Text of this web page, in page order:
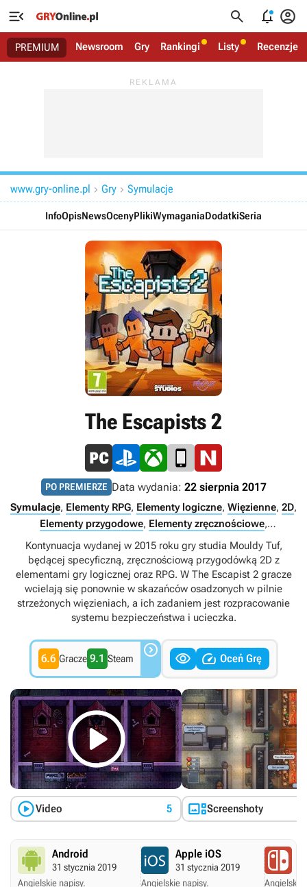
   
PREMIUM Newsroom Gry Rankingi Listy Recenzje
www.gry-online.pl  Gry  Symulacje
InfoOpisNewsOcenyPlikiWymaganiaDodatkiSeria
The Escapists 2
PO PREMIERZE Data wydania: 22 sierpnia 2017
Symulacje, Elementy RPG, Elementy logiczne, Więzienne, 2D,
Elementy przygodowe, Elementy zręcznościowe,
Podzielony/wspólny ekran, Multiplayer ,Singleplayer ,
Internet,LAN
Kontynuacja wydanej w 2015 roku gry studia Mouldy Tuf,
będącej specyficzną, zręcznościową przygodówką 2D z
elementami gry logicznej oraz RPG. W The Escapist 2 gracze
wcielają się ponownie w skazańców osadzonych w pilnie
strzeżonych więzieniach, a ich zadaniem jest rozpracowanie
systemu bezpieczeństwa i ucieczka.
6.6 Gracze 9.1 Steam    Oceń Grę

Video 5 Screenshoty
Android
31 stycznia 2019
Angielskie napisy.
Apple iOS
31 stycznia 2019
Angielskie napisy.
Angielskie